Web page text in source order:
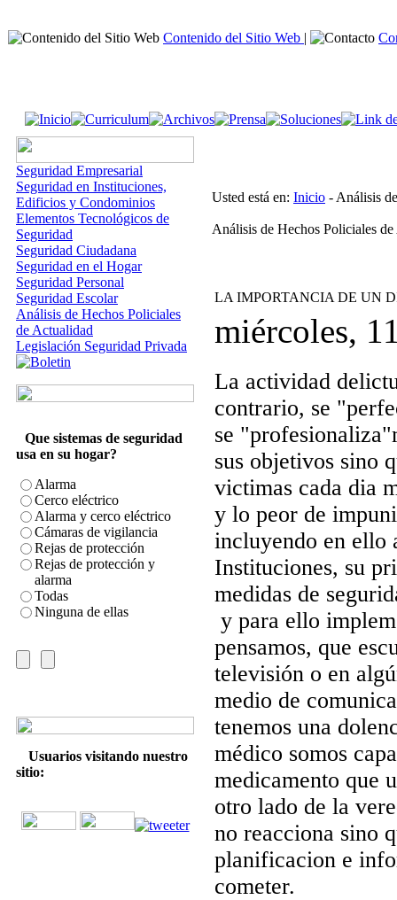
Contenido del Sitio Web |
Seguridad Empresarial
Seguridad en Instituciones,
Edificios y Condominios
Elementos Tecnológicos de
Seguridad
Seguridad Ciudadana
Seguridad en el Hogar
Seguridad Personal
Seguridad Escolar
Análisis de Hechos Policiales
de Actualidad
Legislación Seguridad Privada
Que sistemas de seguridad
usa en su hogar?
Alarma
Cerco eléctrico
Alarma y cerco eléctrico
Cámaras de vigilancia
Rejas de protección
Rejas de protección y
alarma
Todas
Ninguna de ellas
Usuarios visitando nuestro
sitio:
Usted está en: Inicio - Análisis
Análisis de Hechos Policiales
LA IMPORTANCIA DE UN
miércoles,
La actividad
contrario, se
se
sus objetivos sino
victimas cada dia
y lo peor de
incluyendo en ello
Instituciones, su
medidas de
y para ello
pensamos, que
televisión o en
medio de
tenemos una
médico somos
medicamento que
otro lado de la
no reacciona sino
planificacion e
cometer.